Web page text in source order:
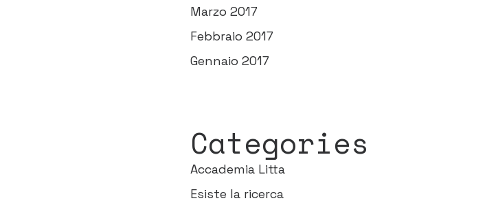
Marzo 2017
Febbraio 2017
Gennaio 2017
Categories
Accademia Litta
Esiste la ricerca